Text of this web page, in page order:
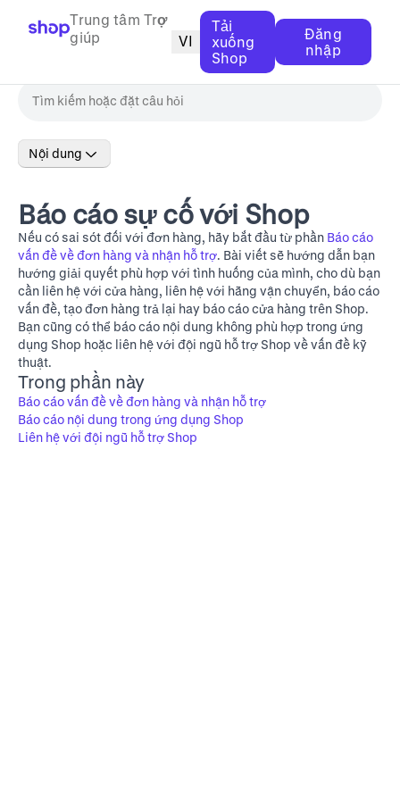
Trung tâm Trợ
giúp
VI
Tải
xuống
Shop
Đăng
nhập
Nội dung
Báo cáo sự cố với Shop
Nếu có sai sót đối với đơn hàng, hãy bắt đầu từ phần Báo cáo
vấn đề về đơn hàng và nhận hỗ trợ. Bài viết sẽ hướng dẫn bạn
hướng giải quyết phù hợp với tình huống của mình, cho dù bạn
cần liên hệ với cửa hàng, liên hệ với hãng vận chuyển, báo cáo
vấn đề, tạo đơn hàng trả lại hay báo cáo cửa hàng trên Shop.
Bạn cũng có thể báo cáo nội dung không phù hợp trong ứng
dụng Shop hoặc liên hệ với đội ngũ hỗ trợ Shop về vấn đề kỹ
thuật.
Trong phần này
Báo cáo vấn đề về đơn hàng và nhận hỗ trợ
Báo cáo nội dung trong ứng dụng Shop
Liên hệ với đội ngũ hỗ trợ Shop